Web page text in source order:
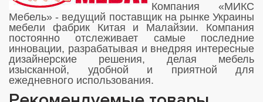
Компания «МИКС
Мебель» - ведущий поставщик на рынке Украины
мебели фабрик Китая и Малайзии. Компания
постоянно отслеживает самые последние
инновации, разрабатывая и внедряя интересные
дизайнерские решения, делая мебель
изысканной, удобной и приятной для
ежедневного использования.